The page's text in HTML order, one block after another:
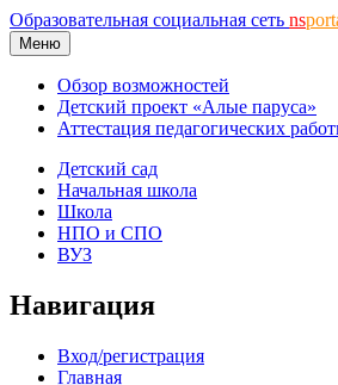
Образовательная социальная сеть ns
Меню
Обзор возможностей
Детский проект «Алые паруса»
Аттестация педагогических
Детский сад
Начальная школа
Школа
НПО и СПО
ВУЗ
Навигация
Вход/регистрация
Главная